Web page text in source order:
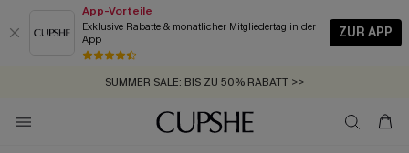
App-Vorteile
Exklusive Rabatte & monatlicher Mitgliedertag in der
App
ZUR APP
GRATIS MASSBAND MIT JEDEM SCHNELLVERSAND-ARTIKEL >>
SUMMER SALE:
ZUM NEWSLETTER:BIS ZU -20% EXTRA ERHALTEN
KOSTENLOSER VERSAND AB 89 €